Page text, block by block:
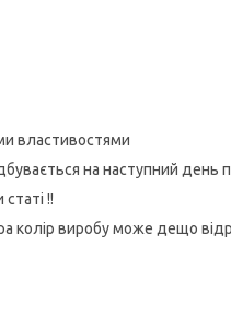
властивостями
на наступний день
!!
колір виробу може дещо